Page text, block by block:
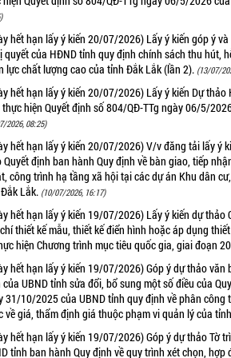
hết hạn lấy ý kiến 20/07/2026) Lấy ý kiến góp ý
quyết của HĐND tỉnh quy định chính sách thu hút,
lực chất lượng cao của tỉnh Đắk Lắk (lần 2). (13/07/
hết hạn lấy ý kiến 20/07/2026) Lấy ý kiến Dự thảo
hiện Quyết định số 804/QĐ-TTg ngày 06/5/
2026, 08:25)
hết hạn lấy ý kiến 20/07/2026) V/v đăng tải lấy ý
Quyết định ban hành Quy định về bàn giao, tiếp
công trình hạ tầng xã hội tại các dự án Khu dân
Lắk. (10/07/2026, 16:17)
hết hạn lấy ý kiến 19/07/2026) Lấy ý kiến dự thảo
thiết kế mẫu, thiết kế điển hình hoặc áp dụng
hiện Chương trình mục tiêu quốc gia, giai đoạn
hết hạn lấy ý kiến 19/07/2026) Góp ý dự thảo văn
của UBND tỉnh sửa đổi, bổ sung một số điều của
31/10/2025 của UBND tỉnh quy định về phân công
về giá, thẩm định giá thuộc phạm vi quản lý của
hết hạn lấy ý kiến 19/07/2026) Góp ý dự thảo Tờ
tỉnh ban hành Quy định về quy trình xét chọn,